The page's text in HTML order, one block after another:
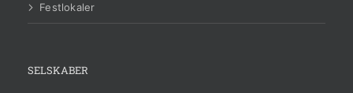
Festlokaler
SELSKABER